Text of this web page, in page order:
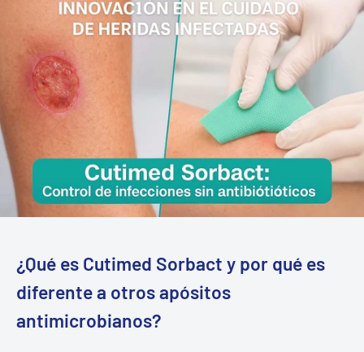
¿Qué es Cutimed Sorbact y por qué es
diferente a otros apósitos
antimicrobianos?